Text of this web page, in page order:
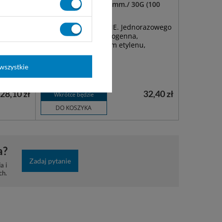
28,10 zł
Igła do Pena 0,30 x 8 mm./ 30G (100
szt.) - KD Penofine
Igła do Pena PENOFINE. Jednorazowego
użytku, jałowa, niepirogenna,
sterylizowana tlenkiem etylenu,
Wkrótce będzie
DO KOSZYKA
32,40 zł
i
Zadaj pytanie